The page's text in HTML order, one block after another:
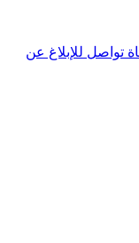
تواصل للإبلاغ عن